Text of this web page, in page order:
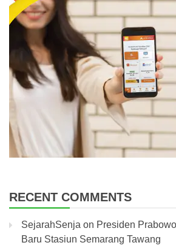
RECENT COMMENTS
SejarahSenja on Presiden
Baru Stasiun Semarang Tawang